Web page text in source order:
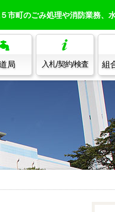
市町のごみ処理や消防業務、
局 入札/契約/検査 組